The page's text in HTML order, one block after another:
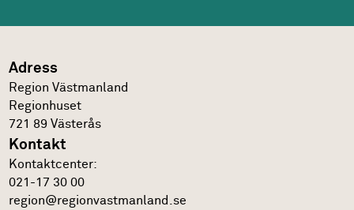
Adress
Region Västmanland
Regionhuset
721 89 Västerås
Kontakt
Kontakt­center:
021-17 30 00
region@regionvastmanland.se